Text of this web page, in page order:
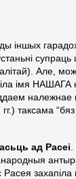
іншых
Але,
імя НАШАГА
належнае
таксама “бяз
ад Расеі